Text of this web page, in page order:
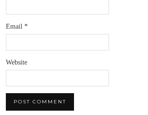
Email *
Website